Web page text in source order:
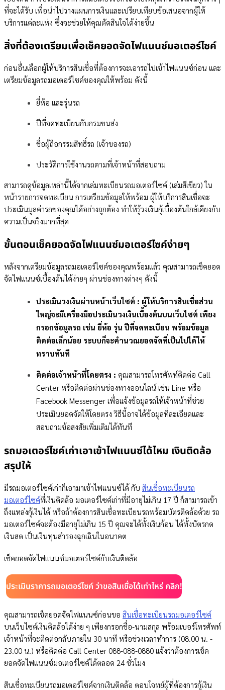
ที่จะได้รับ เพื่อนำไปวางแผนการเงินและเปรียบเทียบข้อเสนอจากผู้ให้
บริการแต่ละแห่ง ซึ่งจะช่วยให้คุณตัดสินใจได้ง่ายขึ้น
สิ่งที่ต้องเตรียมเพื่อเช็คยอดจัดไฟแนนซ์มอเตอร์ไซค์
ก่อนอื่นเลือกผู้ให้บริการสินเชื่อที่ต้องการจะเอารถไปเข้าไฟแนนซ์ก่อน และ
เตรียมข้อมูลรถมอเตอร์ไซค์ของคุณให้พร้อม ดังนี้
ยี่ห้อ และรุ่นรถ
ปีที่จดทะเบียนกับกรมขนส่ง
ชื่อผู้ถือกรรมสิทธิ์รถ (เจ้าของรถ)
ประวัติการใช้งานรถตามที่เจ้าหน้าที่สอบถาม
สามารถดูข้อมูลเหล่านี้ได้จากเล่มทะเบียนรถมอเตอร์ไซค์ (เล่มสีเขียว) ใน
หน้ารายการจดทะเบียน การเตรียมข้อมูลให้พร้อม ผู้ให้บริการสินเชื่อจะ
ประเมินมูลค่ารถของคุณได้อย่างถูกต้อง ทำให้รู้วงเงินกู้เบื้องต้นใกล้เคียงกับ
ความเป็นจริงมากที่สุด
ขั้นตอนเช็คยอดจัดไฟแนนซ์มอเตอร์ไซค์ง่ายๆ
หลังจากเตรียมข้อมูลรถมอเตอร์ไซค์ของคุณพร้อมแล้ว คุณสามารถเช็คยอด
จัดไฟแนนซ์เบื้องต้นได้ง่ายๆ ผ่านช่องทางต่างๆ ดังนี้
ประเมินวงเงินผ่านหน้าเว็บไซต์ : ผู้ให้บริการสินเชื่อส่วน
ใหญ่จะมีเครื่องมือประเมินวงเงินเบื้องต้นบนเว็บไซต์ เพียง
กรอกข้อมูลรถ เช่น ยี่ห้อ รุ่น ปีที่จดทะเบียน พร้อมข้อมูล
ติดต่อเล็กน้อย ระบบก็จะคำนวณยอดจัดที่เป็นไปได้ให้
ทราบทันที
ติดต่อเจ้าหน้าที่โดยตรง : คุณสามารถโทรศัพท์ติดต่อ Call
Center หรือติดต่อผ่านช่องทางออนไลน์ เช่น Line หรือ
Facebook Messenger เพื่อแจ้งข้อมูลรถให้เจ้าหน้าที่ช่วย
ประเมินยอดจัดให้โดยตรง วิธีนี้อาจได้ข้อมูลที่ละเอียดและ
สอบถามข้อสงสัยเพิ่มเติมได้ทันที
รถมอเตอร์ไซค์เก่าเอาเข้าไฟแนนซ์ได้ไหม เงินติดล้อ
สรุปให้
มีรถมอเตอร์ไซค์เก่าก็เอามาเข้าไฟแนนซ์ได้ กับ สินเชื่อทะเบียนรถ
มอเตอร์ไซค์ที่เงินติดล้อ มอเตอร์ไซค์เก่าที่มีอายุไม่เกิน 17 ปี ก็สามารถเข้า
ถึงแหล่งกู้เงินได้ หรือถ้าต้องการสินเชื่อทะเบียนรถพร้อมบัตรติดล้อด้วย รถ
มอเตอร์ไซค์จะต้องมีอายุไม่เกิน 15 ปี คุณจะได้ทั้งเงินก้อน ได้ทั้งบัตรกด
เงินสด เป็นเงินทุนสำรองฉุกเฉินในอนาคต
เช็คยอดจัดไฟแนนซ์มอเตอร์ไซค์กับเงินติดล้อ
ประเมินราคารถมอเตอร์ไซค์ ว่าขอสินเชื่อได้เท่าไหร่ คลิก!
คุณสามารถเช็คยอดจัดไฟแนนซ์ก่อนขอ สินเชื่อทะเบียนรถมอเตอร์ไซค์
บนเว็บไซต์เงินติดล้อได้ง่าย ๆ เพียงกรอกชื่อ-นามสกุล พร้อมเบอร์โทรศัพท์
เจ้าหน้าที่จะติดต่อกลับภายใน 30 นาที หรือช่วงเวลาทำการ (08.00 น. -
23.00 น.) หรือติดต่อ Call Center 088-088-0880 แจ้งว่าต้องการเช็ค
ยอดจัดไฟแนนซ์มอเตอร์ไซค์ได้ตลอด 24 ชั่วโมง
สินเชื่อทะเบียนรถมอเตอร์ไซค์จากเงินติดล้อ ตอบโจทย์ผู้ที่ต้องการกู้เงิน